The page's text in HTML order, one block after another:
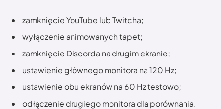
zamknięcie YouTube lub Twitcha;
wyłączenie animowanych tapet;
zamknięcie Discorda na drugim ekranie;
ustawienie głównego monitora na 120 Hz;
ustawienie obu ekranów na 60 Hz testowo;
odłączenie drugiego monitora dla porównania.